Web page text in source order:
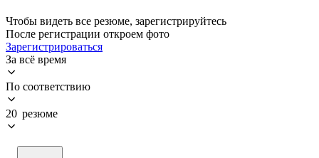
Чтобы видеть все резюме, зарегистрируйтесь
После регистрации откроем фото
Зарегистрироваться
За всё время
По соответствию
20 резюме